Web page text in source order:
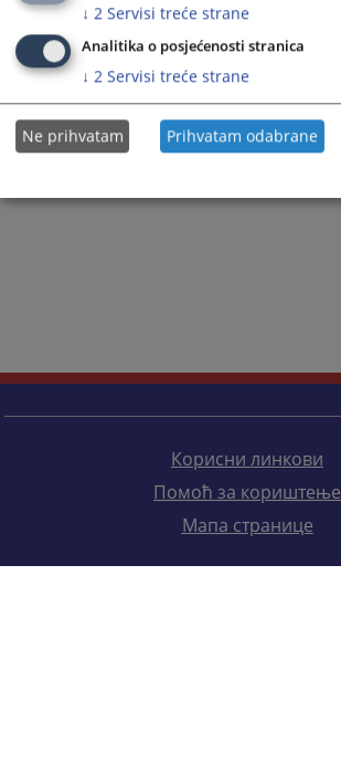
Корисни линкови
Помоћ за кориштење
Мапа странице
↓ 2 Servisi treće strane
Analitika o posjećenosti stranica
↓ 2 Servisi treće strane
Ne prihvatam Prihvatam odabrane